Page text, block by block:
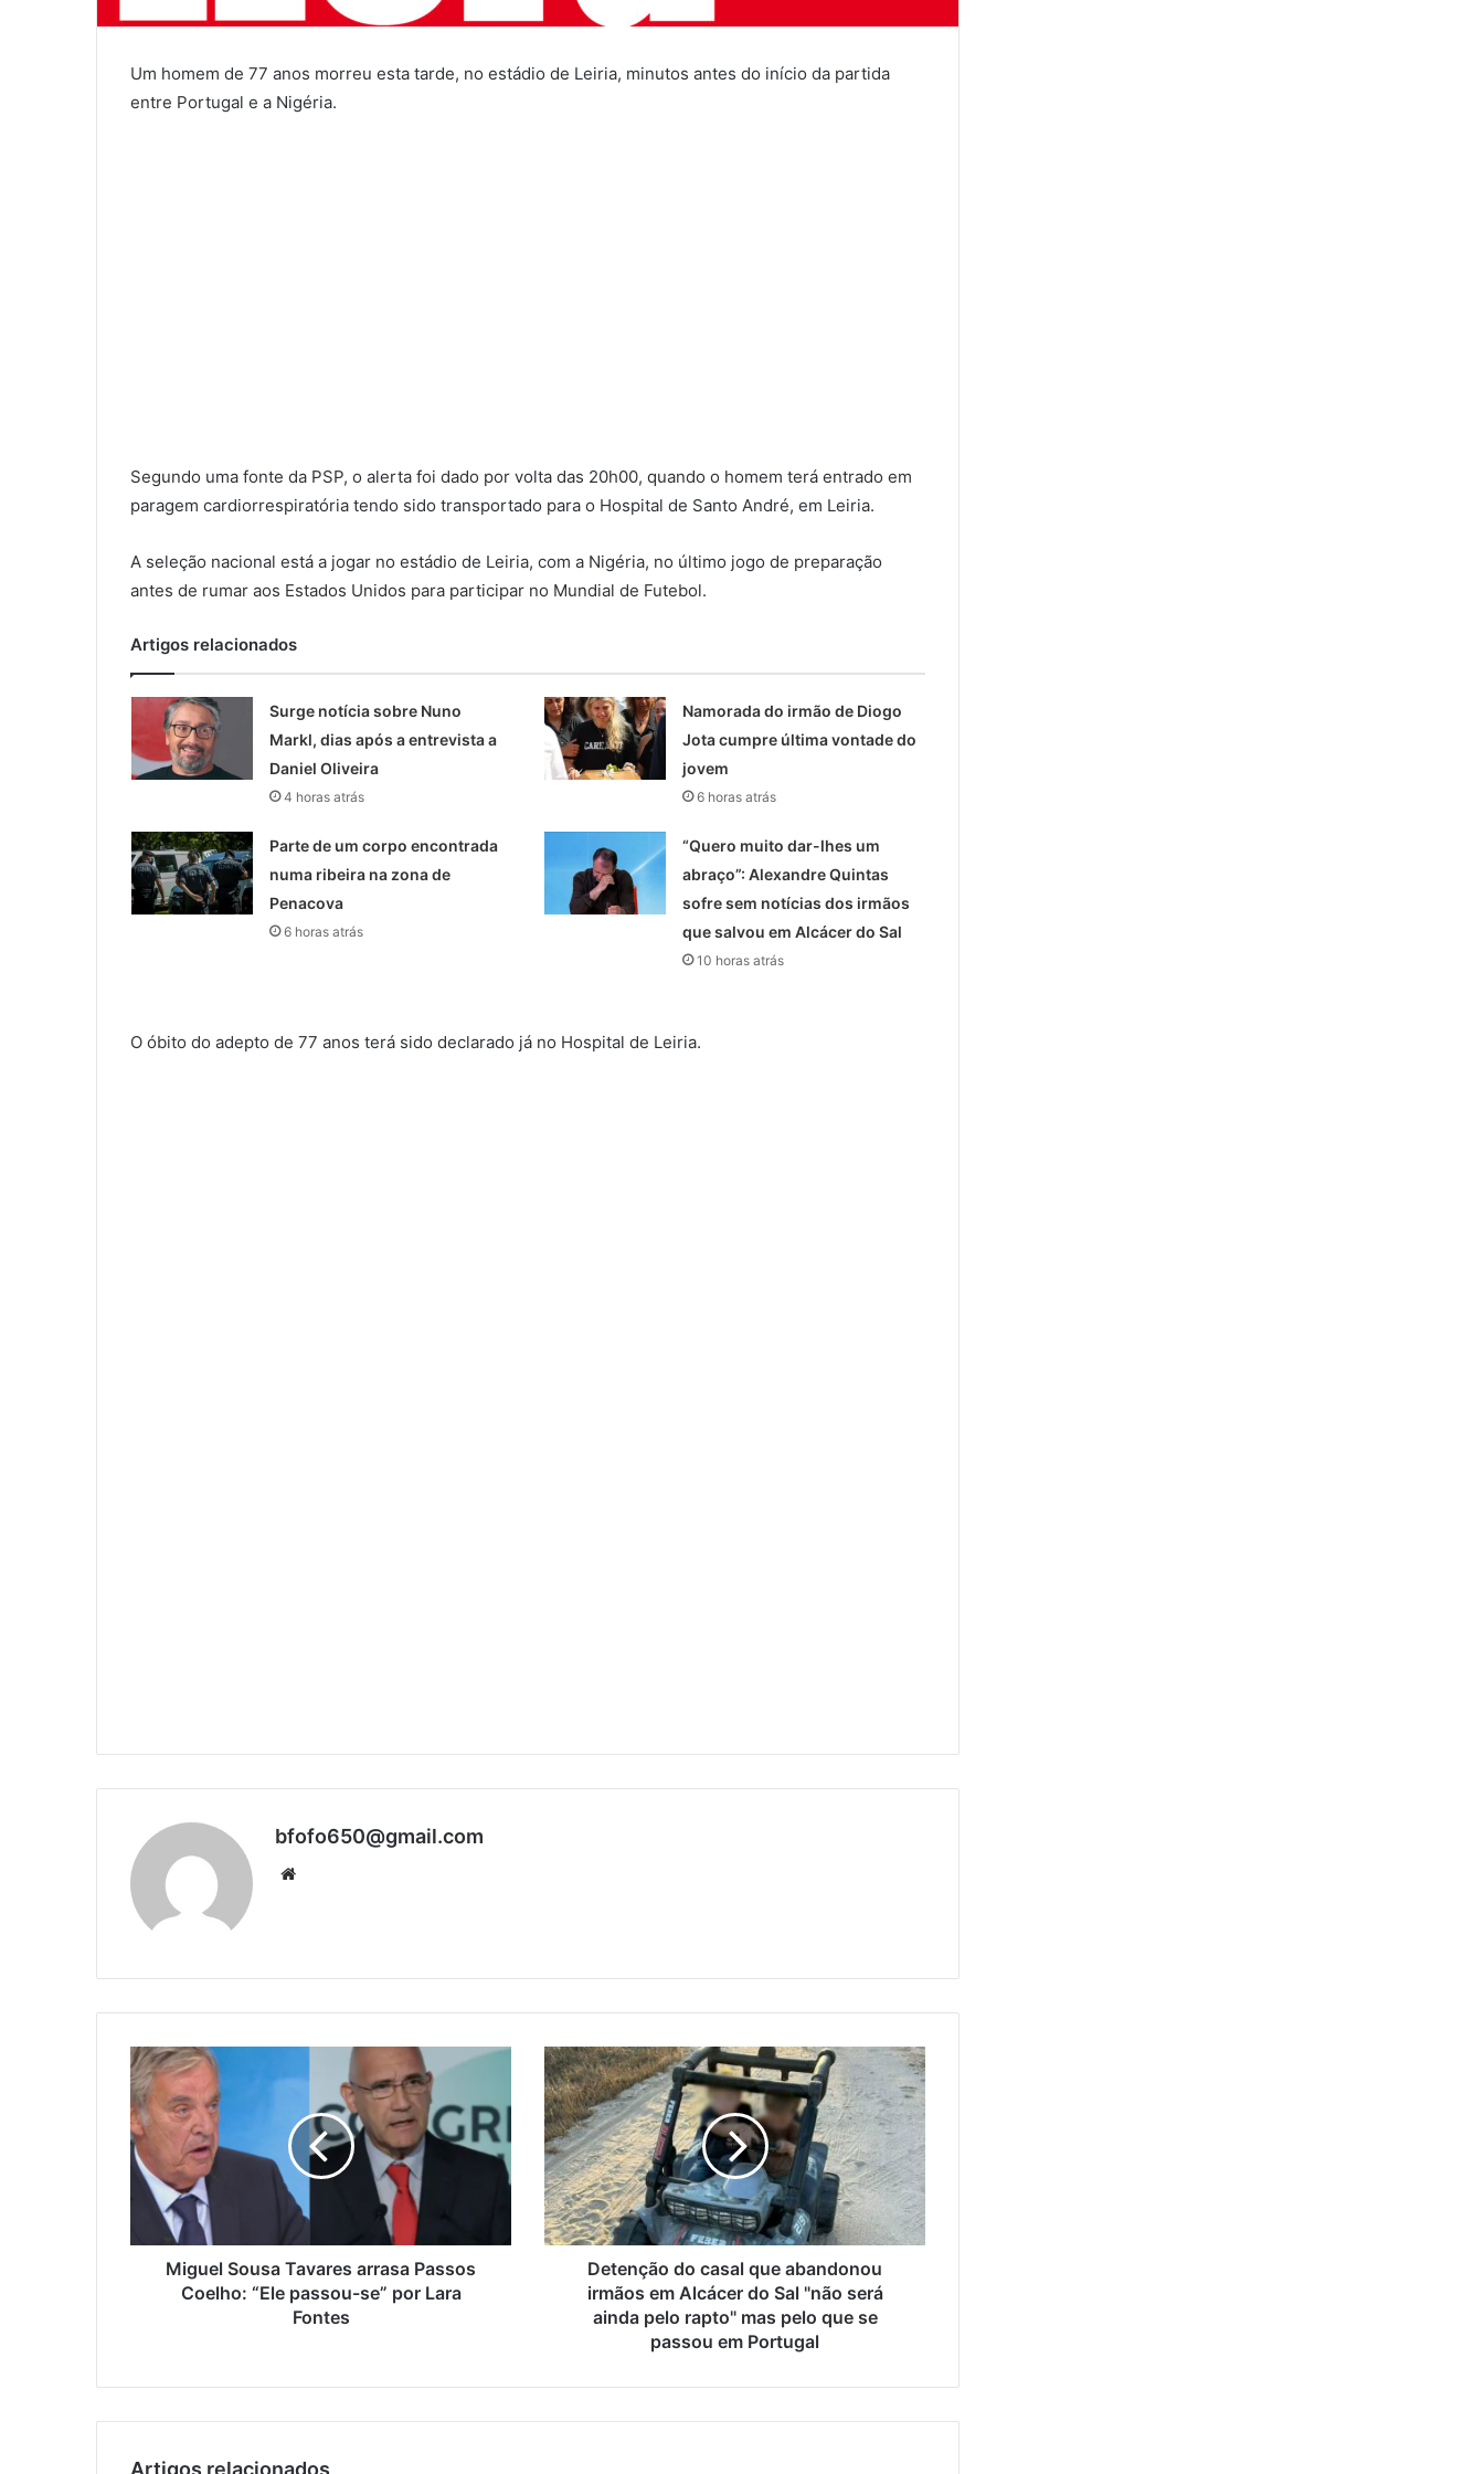
Um homem de 77 anos morreu esta tarde, no estádio de Leiria, minutos antes do início da partida
entre Portugal e a Nigéria.
Segundo uma fonte da PSP, o alerta foi dado por volta das 20h00, quando o homem terá entrado em
paragem cardiorrespiratória tendo sido transportado para o Hospital de Santo André, em Leiria.
A seleção nacional está a jogar no estádio de Leiria, com a Nigéria, no último jogo de preparação
antes de rumar aos Estados Unidos para participar no Mundial de Futebol.
Artigos relacionados
Surge notícia sobre Nuno
Markl, dias após a entrevista a
Daniel Oliveira
4 horas atrás
Namorada do irmão de Diogo
Jota cumpre última vontade do
jovem
6 horas atrás
Parte de um corpo encontrada
numa ribeira na zona de
Penacova
6 horas atrás
“Quero muito dar-lhes um
abraço”: Alexandre Quintas
sofre sem notícias dos irmãos
que salvou em Alcácer do Sal
10 horas atrás
O óbito do adepto de 77 anos terá sido declarado já no Hospital de Leiria.
bfofo650@gmail.com
Website
Miguel Sousa Tavares arrasa Passos
Coelho: “Ele passou-se” por Lara
Fontes
Detenção do casal que abandonou
irmãos em Alcácer do Sal "não será
ainda pelo rapto" mas pelo que se
passou em Portugal
Artigos relacionados